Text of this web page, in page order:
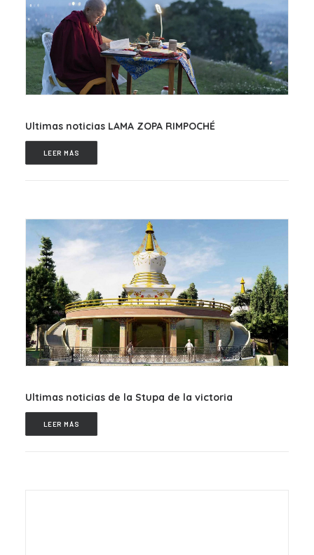
Ultimas noticias LAMA ZOPA RIMPOCHÉ
LEER MÁS
Ultimas noticias de la Stupa de la victoria
LEER MÁS